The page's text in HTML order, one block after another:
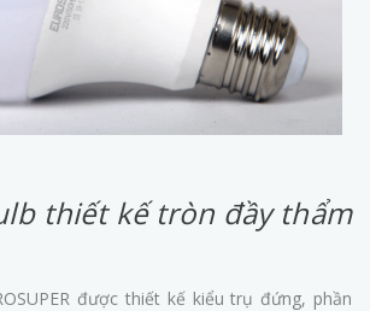
thiết kế tròn đầy thẩm
được thiết kế kiểu trụ đứng, phần